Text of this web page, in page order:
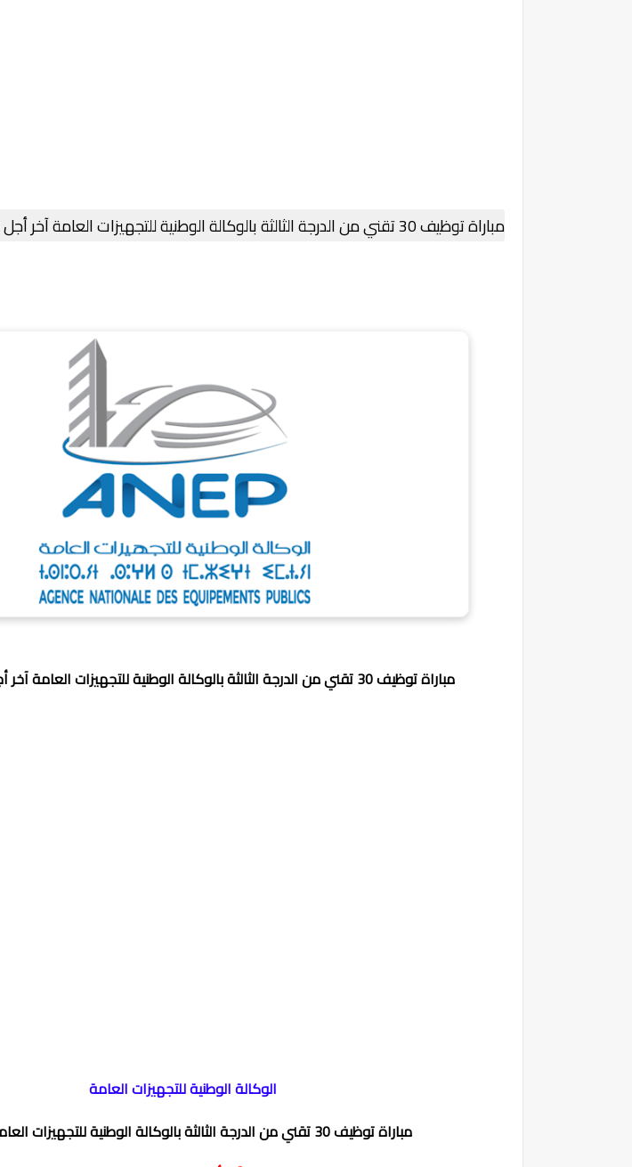
مباراة توظيف 30 تقني من الدرجة الثالثة بالوكالة الوطنية للتجهيزات العامة آخر أجل 8 نونبر 2024
مباراة توظيف 30 تقني من الدرجة الثالثة بالوكالة الوطنية للتجهيزات العامة آخر أجل 8 نونبر 2024
الوكالة الوطنية للتجهيزات العامة
مباراة توظيف 30 تقني من الدرجة الثالثة بالوكالة الوطنية للتجهيزات العامة 2024